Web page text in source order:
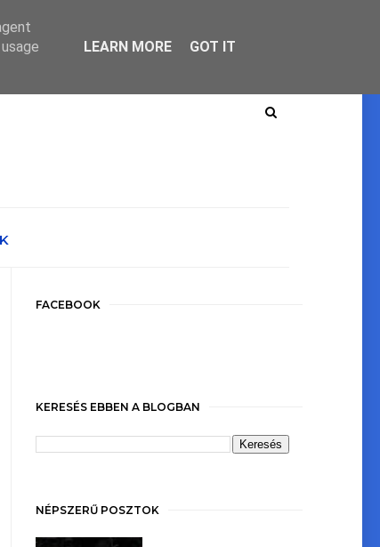
FACEBOOK
KERESÉS EBBEN A BLOGBAN
NÉPSZERŰ POSZTOK
LEARN MORE GOT IT